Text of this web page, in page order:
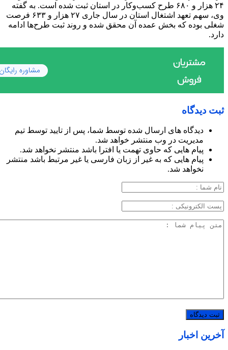
۲۴ هزار و ۶۸۰ طرح کسب‌وکار در استان ثبت شده است. به گفته
وی، سهم تعهد اشتغال استان در سال جاری ۲۷ هزار و ۶۳۳ فرصت
شغلی بوده که بخش عمده آن محقق شده و روند ثبت طرح‌ها ادامه
دارد.
ثبت دیدگاه
دیدگاه های ارسال شده توسط شما، پس از تایید توسط تیم
مدیریت در وب منتشر خواهد شد.
پیام هایی که حاوی تهمت یا افترا باشد منتشر نخواهد شد.
پیام هایی که به غیر از زبان فارسی یا غیر مرتبط باشد منتشر
نخواهد شد.
آخرین اخبار